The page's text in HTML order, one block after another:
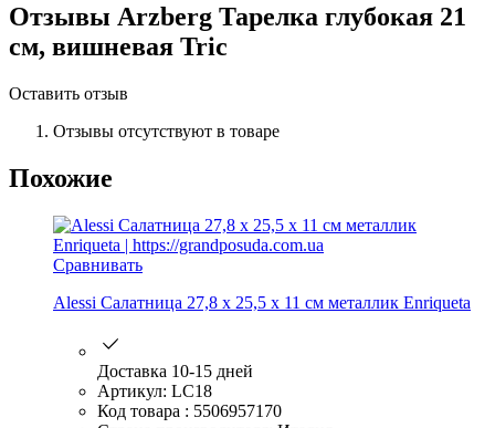
Отзывы Arzberg Тарелка глубокая 21
см, вишневая Tric
Оставить отзыв
Отзывы отсутствуют в товаре
Похожие
Сравнивать
Alessi Салатница 27,8 x 25,5 x 11 см металлик Enriqueta
Доставка 10-15 дней
Артикул: LC18
Код товара : 5506957170